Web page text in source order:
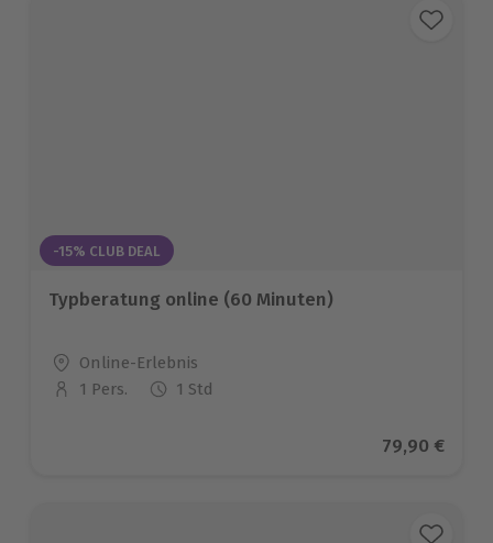
-15% CLUB DEAL
Typberatung online (60 Minuten)
Standort
Online-Erlebnis
Anzahl der Teilnehmer
1 Pers. 1 Std
Aktueller
79,90 €